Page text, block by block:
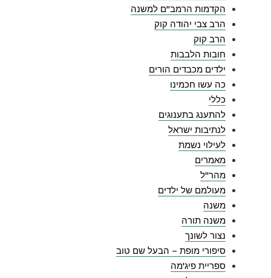
הקדמות הרמב"ם למשנה
הרב צבי יהודה קוק
הרב קוק
חובות הלבבות
ילדים מכבדים הורים
כה עשו חכמינו
כללי
להתענג בתענוגים
לנתיבות ישראל
לעילוי נשמת
מאמרים
מהר"ל
מעולמם של ילדים
משנה
משנה תורה
נצור לשונך
סיפורי מופת – הבעל שם טוב
ספריית פיג'מה